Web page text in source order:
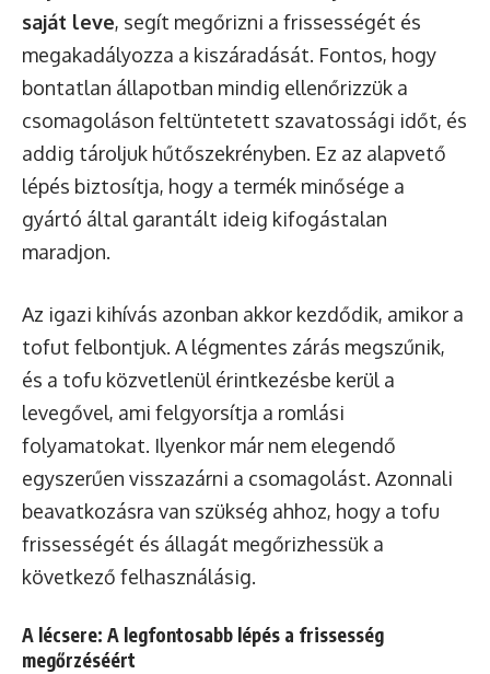
saját leve, segít megőrizni a frissességét és
megakadályozza a kiszáradását. Fontos, hogy
bontatlan állapotban mindig ellenőrizzük a
csomagoláson feltüntetett szavatossági időt, és
addig tároljuk hűtőszekrényben. Ez az alapvető
lépés biztosítja, hogy a termék minősége a
gyártó által garantált ideig kifogástalan
maradjon.
Az igazi kihívás azonban akkor kezdődik, amikor a
tofut felbontjuk. A légmentes zárás megszűnik,
és a tofu közvetlenül érintkezésbe kerül a
levegővel, ami felgyorsítja a romlási
folyamatokat. Ilyenkor már nem elegendő
egyszerűen visszazárni a csomagolást. Azonnali
beavatkozásra van szükség ahhoz, hogy a tofu
frissességét és állagát megőrizhessük a
következő felhasználásig.
A lécsere: A legfontosabb lépés a frissesség
megőrzéséért